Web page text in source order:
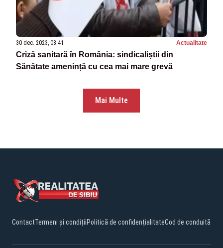
30 dec. 2023, 08:41 Actualitate
Criză sanitară în România: sindicaliștii din
Sănătate amenință cu cea mai mare grevă
Mai Multe
ContactTermeni și condițiiPolitică de confidențialitateCod de conduită